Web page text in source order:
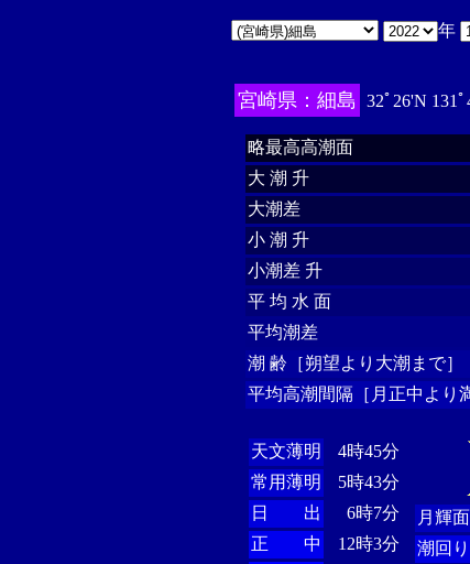
年
宮崎県：細島 32ﾟ26'N 131ﾟ
略最高高潮面
大 潮 升
大潮差
小 潮 升
小潮差 升
平 均 水 面
平均潮差
潮 齢［朔望より大潮まで］
平均高潮間隔［月正中より
天文薄明
4時45分
常用薄明
5時43分
日 出
6時7分
正 中
12時3分
月輝面
潮回り